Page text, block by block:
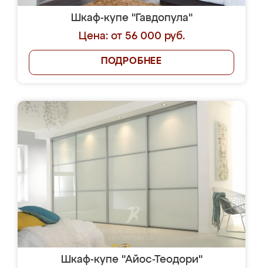
Шкаф-купе "Гавдопула"
Цена: от 56 000 руб.
ПОДРОБНЕЕ
Шкаф-купе "Айос-Теодори"